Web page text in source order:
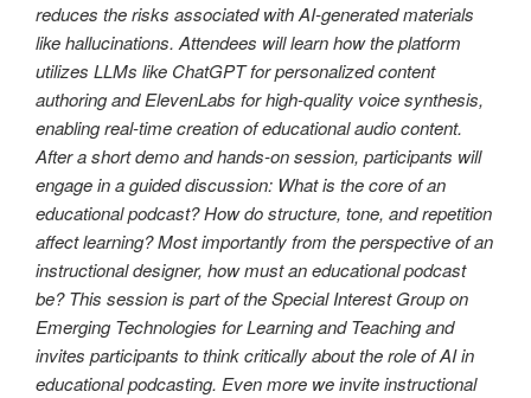
reduces the risks associated with AI-generated materials
like hallucinations. Attendees will learn how the platform
utilizes LLMs like ChatGPT for personalized content
authoring and ElevenLabs for high-quality voice synthesis,
enabling real-time creation of educational audio content.
After a short demo and hands-on session, participants will
engage in a guided discussion: What is the core of an
educational podcast? How do structure, tone, and repetition
affect learning? Most importantly from the perspective of an
instructional designer, how must an educational podcast
be? This session is part of the Special Interest Group on
Emerging Technologies for Learning and Teaching and
invites participants to think critically about the role of AI in
educational podcasting. Even more we invite instructional